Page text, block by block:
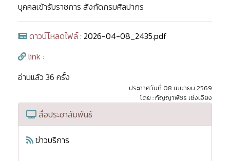
บุคคลเข้ารับราชการ สังกัดกรมศิลปากร
ดาวน์โหลดไฟล์ : 2026-04-08_2435.pdf
link :
อ่านแล้ว 36 ครั้ง
ประกาศวันที่ 08 เมษายน 2569
โดย : กัญญาพัชร เซ่งเอียง
สื่อประชาสัมพันธ์
ข่าวบริการ